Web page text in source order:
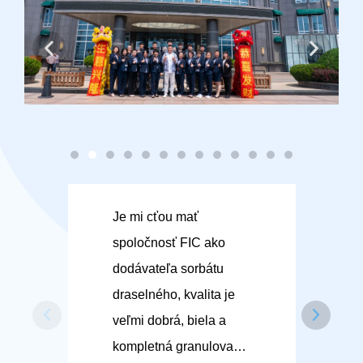
Je mi cťou mať
spoločnosť FIC ako
dodávateľa sorbátu
draselného, kvalita je
veľmi dobrá, biela a
kompletná granulovaná,